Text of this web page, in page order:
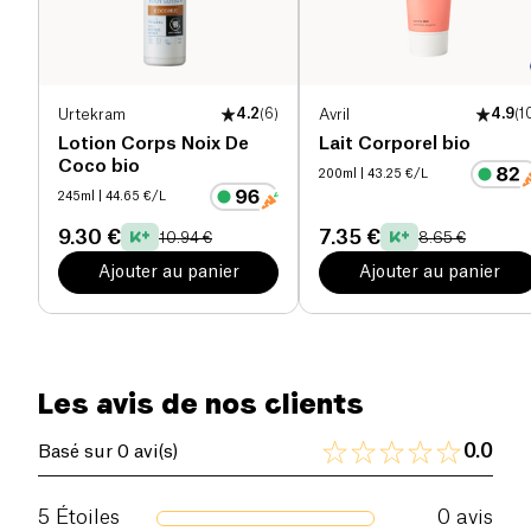
Urtekram 4.2(6)
Lotion Corps Noix De
Coco bio
245ml | 44.65 €/L
9.30 € 10.94 €
Ajouter au panier
Avril 4.9(
Lait Corporel bio
200ml | 43.25 €/L
7.35 € 8.65 €
Ajouter au panier
macadamia, cette crème nourrit durablement la
peau pour un fini velouté.
sensoriel grâce à un mélange d’huiles essentielles
biologiques vivifiantes : romarin, pamplemousse,
poivre noir, basilic et citron. Adaptée à la grossesse,
vegan et non testée sur les animaux, elle respecte
les peaux sensibles et l’environnement. Utilisez-la
matin et soir pour révéler une peau plus ferme,
plus lisse et profondément revitalisée.
Les avis de nos clients
Basé sur 0 avi(s) 0.0
5 Étoiles 0 avis